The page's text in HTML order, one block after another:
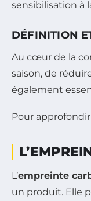
sensibilisation à
DÉFINITION
Au cœur de la
saison, de
également
Pour
L’empreinte
un produit. Elle